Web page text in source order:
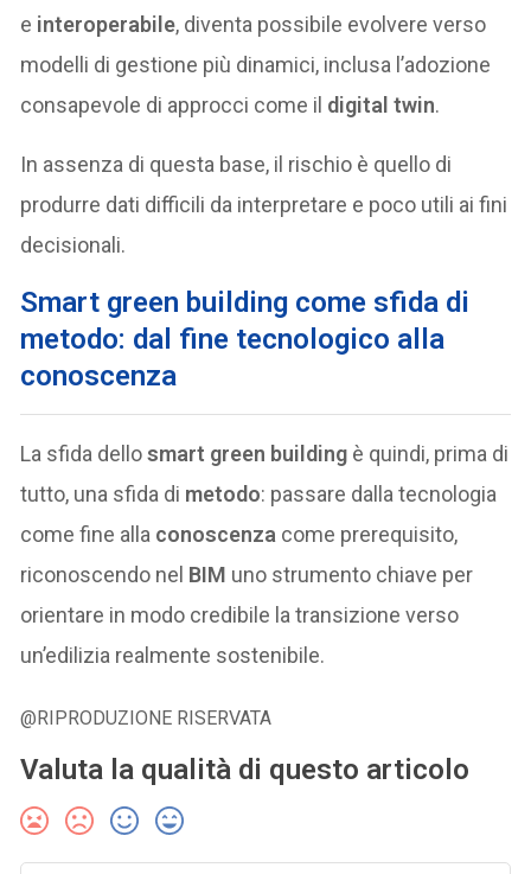
e interoperabile, diventa possibile evolvere verso
modelli di gestione più dinamici, inclusa l’adozione
consapevole di approcci come il digital twin.
In assenza di questa base, il rischio è quello di
produrre dati difficili da interpretare e poco utili ai fini
decisionali.
Smart green building come sfida di
metodo: dal fine tecnologico alla
conoscenza
La sfida dellosmart green building è quindi, prima di
tutto, una sfida di metodo: passare dalla tecnologia
come fine alla conoscenza come prerequisito,
riconoscendo nel BIM uno strumento chiave per
orientare in modo credibile la transizione verso
un’edilizia realmente sostenibile.
@RIPRODUZIONE RISERVATA
Valuta la qualità di questo articolo